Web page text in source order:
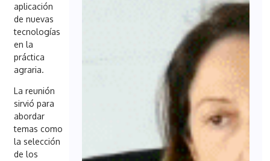
aplicación
de nuevas
tecnologías
en la
práctica
agraria.
La reunión
sirvió para
abordar
temas como
la selección
de los